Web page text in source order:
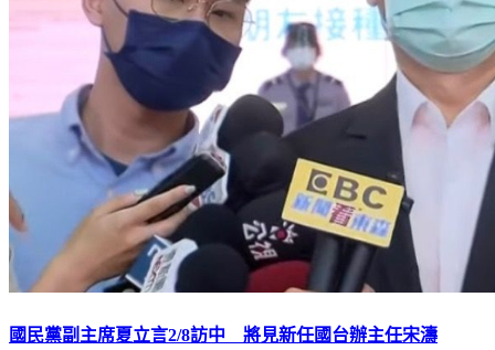
國民黨副主席夏立言2/8訪中 將見新任國台辦主任宋濤